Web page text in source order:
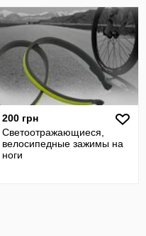
200 грн
Светоотражающиеся,
велосипедные зажимы на
ноги